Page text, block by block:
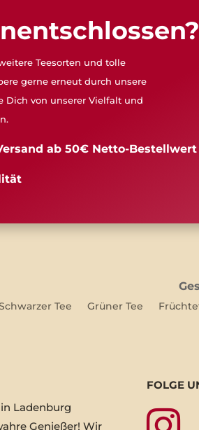
Teesorten und tolle
gerne erneut durch unsere
Dich von unserer Vielfalt und
ab 50€ Netto-Bestellwert
Tee Grüner Tee
Ladenburg
Genießer! Wir
FOLGE